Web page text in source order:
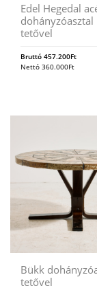
Edel Hegedal
dohányzóasztal
tetővel
Bruttó 457.200Ft
Nettó 360.000Ft
Bükk
tetővel